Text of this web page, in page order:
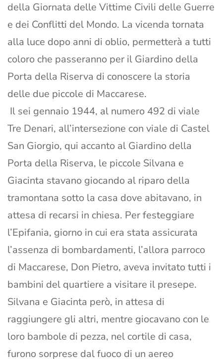
della Giornata delle Vittime Civili delle Guerre
e dei Conflitti del Mondo. La vicenda tornata
alla luce dopo anni di oblio, permetterà a tutti
coloro che passeranno per il Giardino della
Porta della Riserva di conoscere la storia
delle due piccole di Maccarese.
Il sei gennaio 1944, al numero 492 di viale
Tre Denari, all’intersezione con viale di Castel
San Giorgio, qui accanto al Giardino della
Porta della Riserva, le piccole Silvana e
Giacinta stavano giocando al riparo della
tramontana sotto la casa dove abitavano, in
attesa di recarsi in chiesa. Per festeggiare
l’Epifania, giorno in cui era stata assicurata
l’assenza di bombardamenti, l’allora parroco
di Maccarese, Don Pietro, aveva invitato tutti i
bambini del quartiere a visitare il presepe.
Silvana e Giacinta però, in attesa di
raggiungere gli altri, mentre giocavano con le
loro bambole di pezza, nel cortile di casa,
furono sorprese dal fuoco di un aereo